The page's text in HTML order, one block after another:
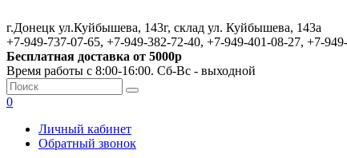
г.Донецк ул.Куйбышева, 143г, склад ул. Куйбышева, 143а
+7-949-737-07-65, +7-949-382-72-40, +7-949-401-08-27, +7-
Бесплатная доставка от 5000р
Время работы с 8:00-16:00. Сб-Вс - выходной
0
Личный кабинет
Обратный звонок